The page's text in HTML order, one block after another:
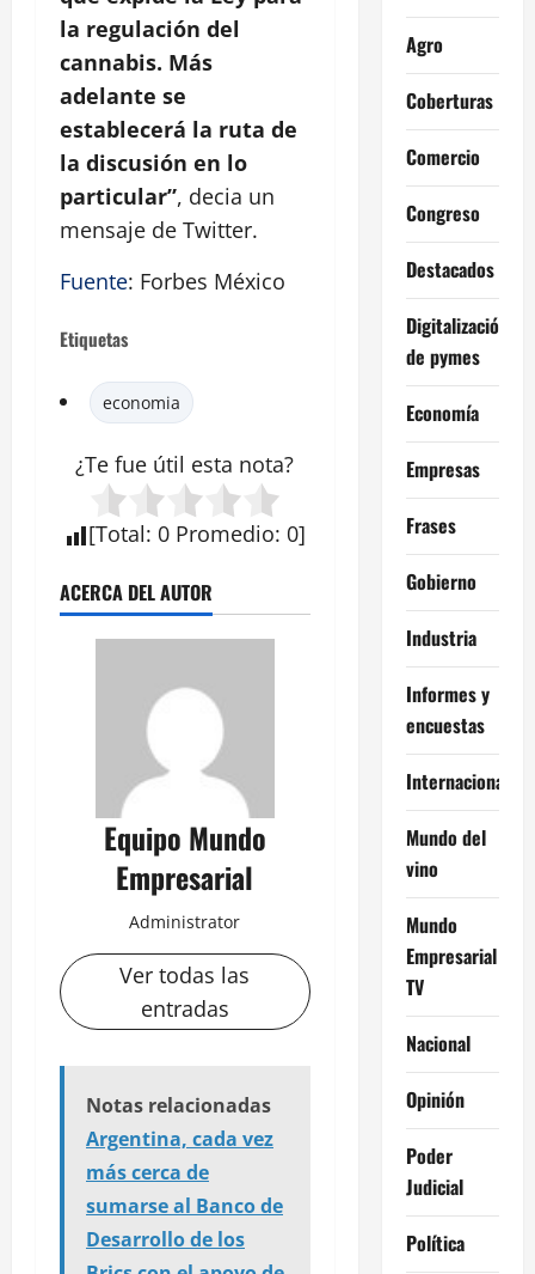
la regulación del
cannabis. Más
adelante se
establecerá la ruta de
la discusión en lo
particular”, decia un
mensaje de Twitter.
Fuente: Forbes México
Etiquetas
economia
¿Te fue útil esta nota?
[Total: 0 Promedio: 0]
ACERCA DEL AUTOR
Equipo Mundo
Empresarial
Administrator
Ver todas las
entradas
Notas relacionadas
Argentina, cada vez
más cerca de
sumarse al Banco de
Desarrollo de los
Agro
Coberturas
Comercio
Congreso
Destacados
Digitalización
de pymes
Economía
Empresas
Frases
Gobierno
Industria
Informes y
encuestas
Internacional
Mundo del
vino
Mundo
Empresarial
TV
Nacional
Opinión
Poder
Judicial
Política